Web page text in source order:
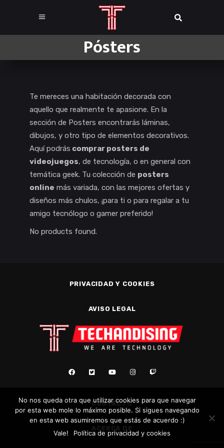
Pósters
Te mereces una habitación decorada con
aquello que realmente te apasione. En la
sección de Posters encontrarás láminas,
dibujos, y otro tipo de elementos decorativos.
Aquí podrás comprar posters de
videojuegos, de tecnología, o en general con
temática geek. Tu colección de posters
online más variada, con las mejores ofertas y
diseños más chulos, ¡para ti o para regalar a tu
amigo tecnólogo o gamer preferido!
No products found.
PRIVACIDAD Y COOKIES
AVISO LEGAL
CONTACTO
ACERCA DE
No nos queda otra que utilizar cookies para que navegar
por esta web mole lo máximo posible. Si sigues navegando
en esta web asumiremos que estás de acuerdo :)
Vale!
Política de privacidad y cookies